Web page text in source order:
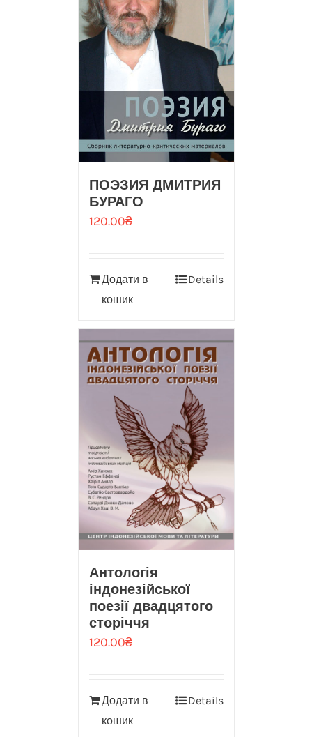
ПОЭЗИЯ ДМИТРИЯ
БУРАГО
120.00₴
Додати в
кошик
Details
Антологія
індонезійської
поезії двадцятого
сторіччя
120.00₴
Додати в
кошик
Details